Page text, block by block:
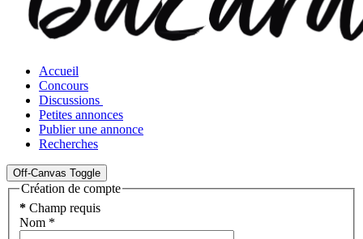
Accueil
Concours
Discussions
Petites annonces
Publier une annonce
Recherches
Off-Canvas Toggle
Création de compte
* Champ requis
Nom *